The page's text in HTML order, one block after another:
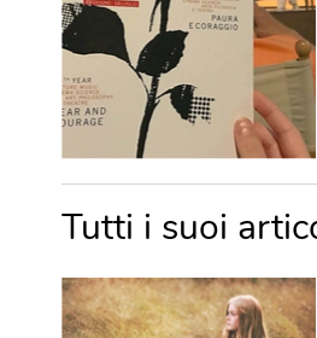
Tutti i suoi